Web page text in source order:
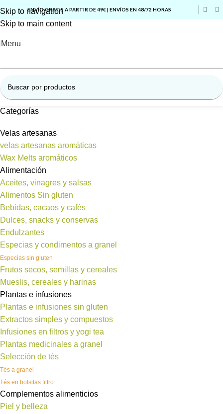
Skip to navigation
Skip to main content
ENVÍO GRATIS A PARTIR DE 49€ | ENVÍOS EN 48/72 HORAS
Menu
Categorías
Velas artesanas
velas artesanas aromáticas
Wax Melts aromáticos
Alimentación
Aceites, vinagres y salsas
Alimentos Sin gluten
Bebidas, cacaos y cafés
Dulces, snacks y conservas
Endulzantes
Especias y condimentos a granel
Especias sin gluten
Frutos secos, semillas y cereales
Mueslis, cereales y harinas
Plantas e infusiones
Plantas e infusiones sin gluten
Extractos simples y compuestos
Infusiones en filtros y yogi tea
Plantas medicinales a granel
Selección de tés
Tés a granel
Tés en bolsitas filtro
Complementos alimenticios
Piel y belleza